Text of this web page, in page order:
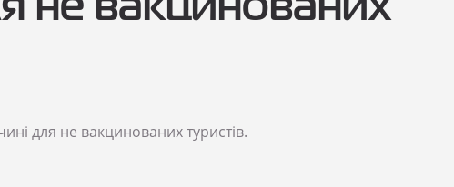
не вакцинованих
для не вакцинованих туристів.